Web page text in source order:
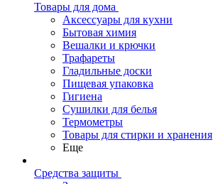
Товары для дома
Аксессуары для кухни
Бытовая химия
Вешалки и крючки
Трафареты
Гладильные доски
Пищевая упаковка
Гигиена
Сушилки для белья
Термометры
Товары для стирки и хранения
Еще
Средства защиты